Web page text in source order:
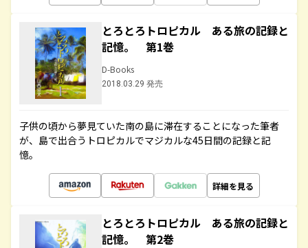
とろとろトロピカル ある旅の記録と
記憶。 第1巻
D-Books
2018.03.29 発売
子供の頃から夢見ていた南の島に滞在することになった筆者
が、島で出合うトロピカルでマジカルな45日間の記録と記
憶。
詳細を見る
とろとろトロピカル ある旅の記録と
記憶。 第2巻